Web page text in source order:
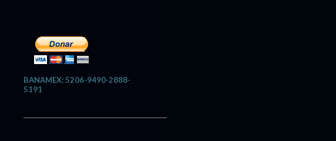
BANAMEX: 5206-9490-2888-
5191